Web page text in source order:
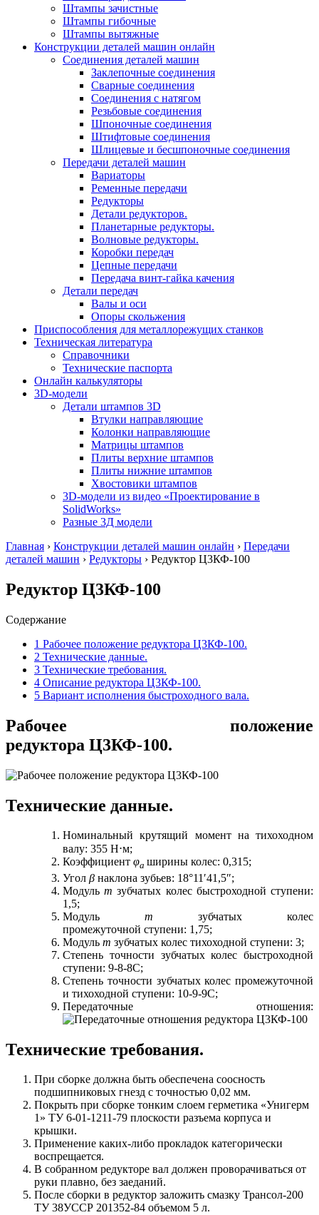
Штампы зачистные
Штампы гибочные
Штампы вытяжные
Конструкции деталей машин онлайн
Соединения деталей машин
Заклепочные соединения
Сварные соединения
Соединения с натягом
Резьбовые соединения
Шпоночные соединения
Штифтовые соединения
Шлицевые и бесшпоночные соединения
Передачи деталей машин
Вариаторы
Ременные передачи
Редукторы
Детали редукторов.
Планетарные редукторы.
Волновые редукторы.
Коробки передач
Цепные передачи
Передача винт-гайка качения
Детали передач
Валы и оси
Опоры скольжения
Приспособления для металлорежущих станков
Техническая литература
Справочники
Технические паспорта
Онлайн калькуляторы
3D-модели
Детали штампов 3D
Втулки направляющие
Колонки направляющие
Матрицы штампов
Плиты верхние штампов
Плиты нижние штампов
Хвостовики штампов
3D-модели из видео «Проектирование в
SolidWorks»
Разные 3Д модели
Главная › Конструкции деталей машин онлайн › Передачи
деталей машин › Редукторы › Редуктор Ц3КФ-100
Редуктор Ц3КФ-100
Содержание
1 Рабочее положение редуктора Ц3КФ-100.
2 Технические данные.
3 Технические требования.
4 Описание редуктора Ц3КФ-100.
5 Вариант исполнения быстроходного вала.
Рабочее положение
редуктора Ц3КФ-100.
Технические данные.
Номинальный крутящий момент на тихоходном
валу: 355 Н⋅м;
Коэффициент φа ширины колес: 0,315;
Угол β наклона зубьев: 18°11′41,5″;
Модульm зубчатых колес быстроходной ступени:
1,5;
Модуль m зубчатых колес
промежуточной ступени: 1,75;
Модуль m зубчатых колес тихоходной ступени: 3;
Степень точности зубчатых колес быстроходной
ступени: 9-8-8С;
Степень точности зубчатых колес промежуточной
и тихоходной ступени: 10-9-9С;
Передаточные отношения:
Технические требования.
При сборке должна быть обеспечена соосность
подшипниковых гнезд с точностью 0,02 мм.
Покрыть при сборке тонким слоем герметика «Унигерм
1» ТУ 6-01-1211-79 плоскости разъема корпуса и
крышки.
Применение каких-либо прокладок категорически
воспрещается.
В собранном редукторе вал должен проворачиваться от
руки плавно, без заеданий.
После сборки в редуктор заложить смазку Трансол-200
ТУ 38УССР 201352-84 объемом 5 л.